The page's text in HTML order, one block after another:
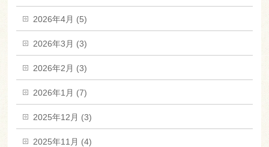
2026年4月 (5)
2026年3月 (3)
2026年2月 (3)
2026年1月 (7)
2025年12月 (3)
2025年11月 (4)